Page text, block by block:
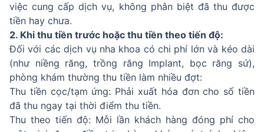
việc cung cấp dịch vụ, không phân biệt đã thu được
tiền hay chưa.
2. Khi thu tiền trước hoặc thu tiền theo tiến độ:
Đối với các dịch vụ nha khoa có chi phí lớn và kéo dài
(như niềng răng, trồng răng Implant, bọc răng sứ),
phòng khám thường thu tiền làm nhiều đợt:
Thu tiền cọc/tạm ứng: Phải xuất hóa đơn cho số tiền
đã thu ngay tại thời điểm thu tiền.
Thu theo tiến độ: Mỗi lần khách hàng đóng phí cho